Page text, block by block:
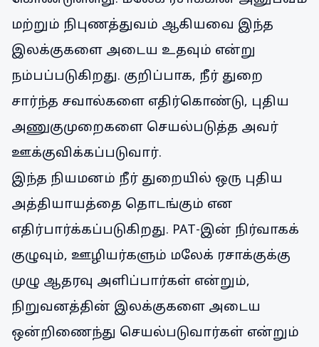
மற்றும் நிபுணத்துவம் ஆகியவை இந்த
இலக்குகளை அடைய உதவும் என்று
நம்பப்படுகிறது. குறிப்பாக, நீர் துறை
சார்ந்த சவால்களை எதிர்கொண்டு, புதிய
அணுகுமுறைகளை செயல்படுத்த அவர்
ஊக்குவிக்கப்படுவார்.
இந்த நியமனம் நீர் துறையில் ஒரு புதிய
அத்தியாயத்தை தொடங்கும் என
எதிர்பார்க்கப்படுகிறது. PAT-இன் நிர்வாகக்
குழுவும், ஊழியர்களும் மலேக் ரசாக்குக்கு
முழு ஆதரவு அளிப்பார்கள் என்றும்,
நிறுவனத்தின் இலக்குகளை அடைய
ஒன்றிணைந்து செயல்படுவார்கள் என்றும்